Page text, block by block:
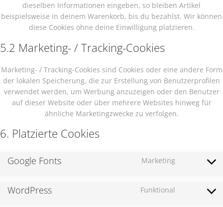
dieselben Informationen eingeben, so bleiben Artikel
beispielsweise in deinem Warenkorb, bis du bezahlst. Wir können
diese Cookies ohne deine Einwilligung platzieren.
5.2 Marketing- / Tracking-Cookies
Marketing- / Tracking-Cookies sind Cookies oder eine andere Form
der lokalen Speicherung, die zur Erstellung von Benutzerprofilen
verwendet werden, um Werbung anzuzeigen oder den Benutzer
auf dieser Website oder über mehrere Websites hinweg für
ähnliche Marketingzwecke zu verfolgen.
6. Platzierte Cookies
Google Fonts Marketing
Consent
WordPress Funktional
Consent